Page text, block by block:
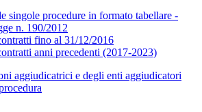
singole procedure in formato tabellare -
n. 190/2012
fino al 31/12/2016
anni precedenti (2017-2023)
aggiudicatrici e degli enti aggiudicatori